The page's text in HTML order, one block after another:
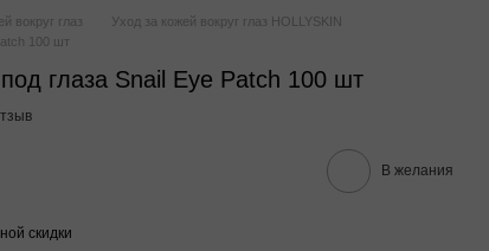
вокруг глаз
Уход за кожей вокруг глаз HOLLYSKIN
100 шт
глаза Snail Eye Patch 100 шт
В желания
скидки